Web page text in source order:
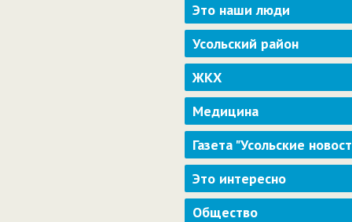
Это наши люди
Усольский район
ЖКХ
Медицина
Газета "Усольские
Это интересно
Общество